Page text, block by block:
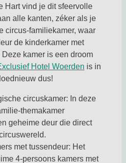
Hart vind je dit sfeervolle
alle kanten, zéker als je
circus-familiekamer, waar
de kinderkamer met
kamer is een droom
Hotel WoerdenDeze link
is in
dus!
circuskamer: In deze
themakamer
geheime deur die direct
met tussendeur: Het
4-persoons kamers met